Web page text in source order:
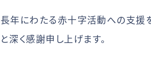
長年にわたる赤十字活動への支援
と深く感謝申し上げます。